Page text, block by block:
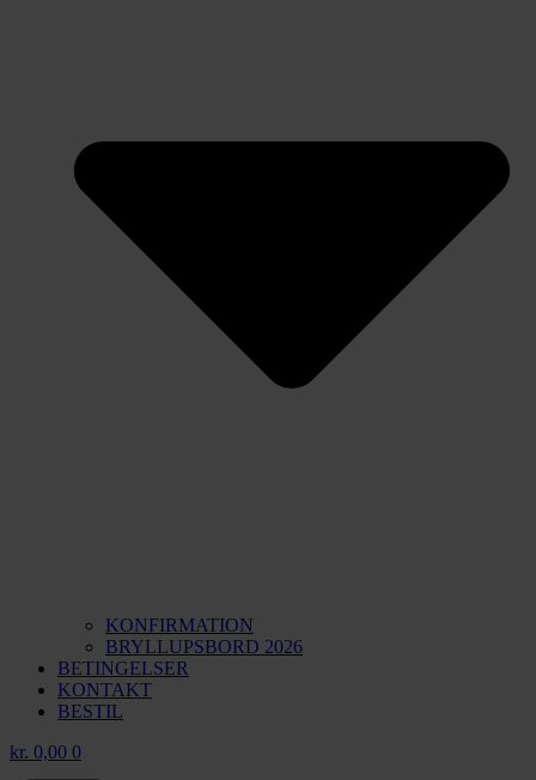
KONFIRMATION
BRYLLUPSBORD 2026
BETINGELSER
KONTAKT
BESTIL
kr. 0,00 0